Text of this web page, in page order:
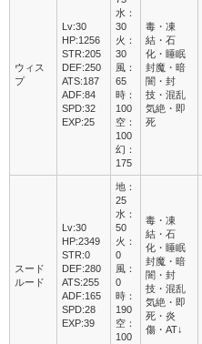
ウィス
プ
Lv:30
HP:1256
STR:205
DEF:250
ATS:187
ADF:84
SPD:32
EXP:25
水：
30
火：
30
風：
65
時：
100
空：
100
幻：
175
毒・凍
結・石
化・睡眠
封魔・暗
闇・封
技・混乱
気絶・即
死
スード
ルード
Lv:30
HP:2349
STR:0
DEF:280
ATS:255
ADF:165
SPD:28
EXP:39
地：
25
水：
50
火：
0
風：
0
時：
190
空：
100
毒・凍
結・石
化・睡眠
封魔・暗
闇・封
技・混乱
気絶・即
死・炎
傷・AT↓